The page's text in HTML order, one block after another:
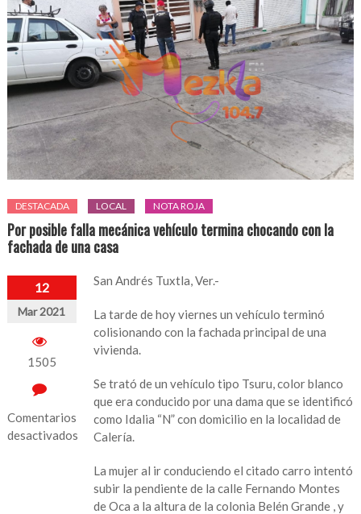
DESTACADA LOCAL NOTA ROJA
Por posible falla mecánica vehículo termina chocando con la
fachada de una casa
12
Mar 2021
1505
Comentarios
desactivados
San Andrés Tuxtla, Ver.-
La tarde de hoy viernes un vehículo terminó
colisionando con la fachada principal de una
vivienda.
Se trató de un vehículo tipo Tsuru, color blanco
que era conducido por una dama que se identificó
como Idalia “N” con domicilio en la localidad de
Calería.
La mujer al ir conduciendo el citado carro intentó
subir la pendiente de la calle Fernando Montes
de Oca a la altura de la colonia Belén Grande , y